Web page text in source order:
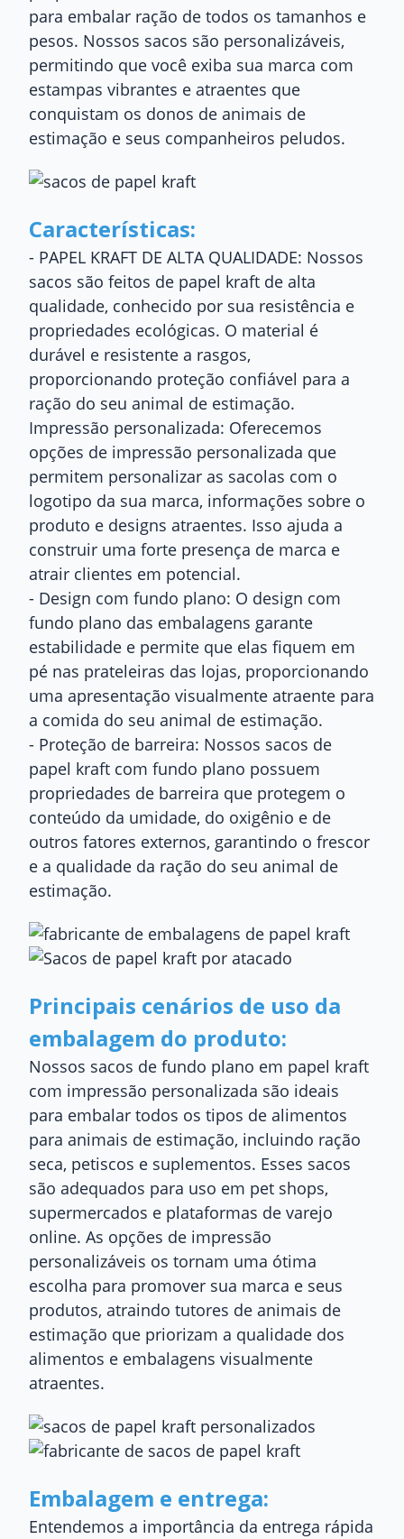
para embalar ração de todos os tamanhos e
pesos. Nossos sacos são personalizáveis,
permitindo que você exiba sua marca com
estampas vibrantes e atraentes que
conquistam os donos de animais de
estimação e seus companheiros peludos.
Características:
- PAPEL KRAFT DE ALTA QUALIDADE: Nossos
sacos são feitos de papel kraft de alta
qualidade, conhecido por sua resistência e
propriedades ecológicas. O material é
durável e resistente a rasgos,
proporcionando proteção confiável para a
ração do seu animal de estimação.
Impressão personalizada: Oferecemos
opções de impressão personalizada que
permitem personalizar as sacolas com o
logotipo da sua marca, informações sobre o
produto e designs atraentes. Isso ajuda a
construir uma forte presença de marca e
atrair clientes em potencial.
- Design com fundo plano: O design com
fundo plano das embalagens garante
estabilidade e permite que elas fiquem em
pé nas prateleiras das lojas, proporcionando
uma apresentação visualmente atraente para
a comida do seu animal de estimação.
- Proteção de barreira: Nossos sacos de
papel kraft com fundo plano possuem
propriedades de barreira que protegem o
conteúdo da umidade, do oxigênio e de
outros fatores externos, garantindo o frescor
e a qualidade da ração do seu animal de
estimação.
Principais cenários de uso da
embalagem do produto:
Nossos sacos de fundo plano em papel kraft
com impressão personalizada são ideais
para embalar todos os tipos de alimentos
para animais de estimação, incluindo ração
seca, petiscos e suplementos. Esses sacos
são adequados para uso em pet shops,
supermercados e plataformas de varejo
online. As opções de impressão
personalizáveis ​​os tornam uma ótima
escolha para promover sua marca e seus
produtos, atraindo tutores de animais de
estimação que priorizam a qualidade dos
alimentos e embalagens visualmente
atraentes.
Embalagem e entrega:
Entendemos a importância da entrega rápida